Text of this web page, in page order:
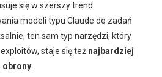
się w szerszy trend
modeli typu Claude do zadań
ten sam typ narzędzi, który
staje się też najbardziej
obrony